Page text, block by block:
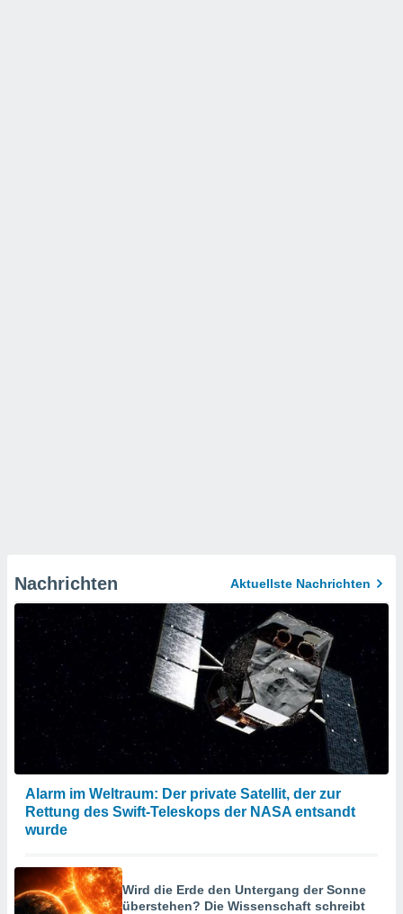
Nachrichten Aktuellste Nachrichten
Alarm im Weltraum: Der private Satellit, der zur
Rettung des Swift-Teleskops der NASA entsandt
wurde
Wird die Erde den Untergang der Sonne
überstehen? Die Wissenschaft schreibt